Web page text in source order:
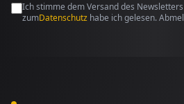
Ich stimme dem Versand des
zumDatenschutz habe ich gelesen.